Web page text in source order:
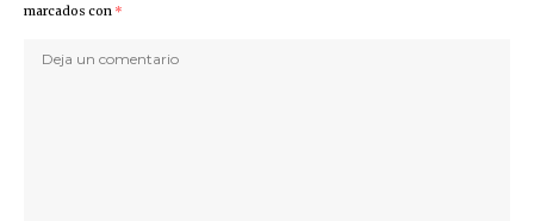
marcados con *